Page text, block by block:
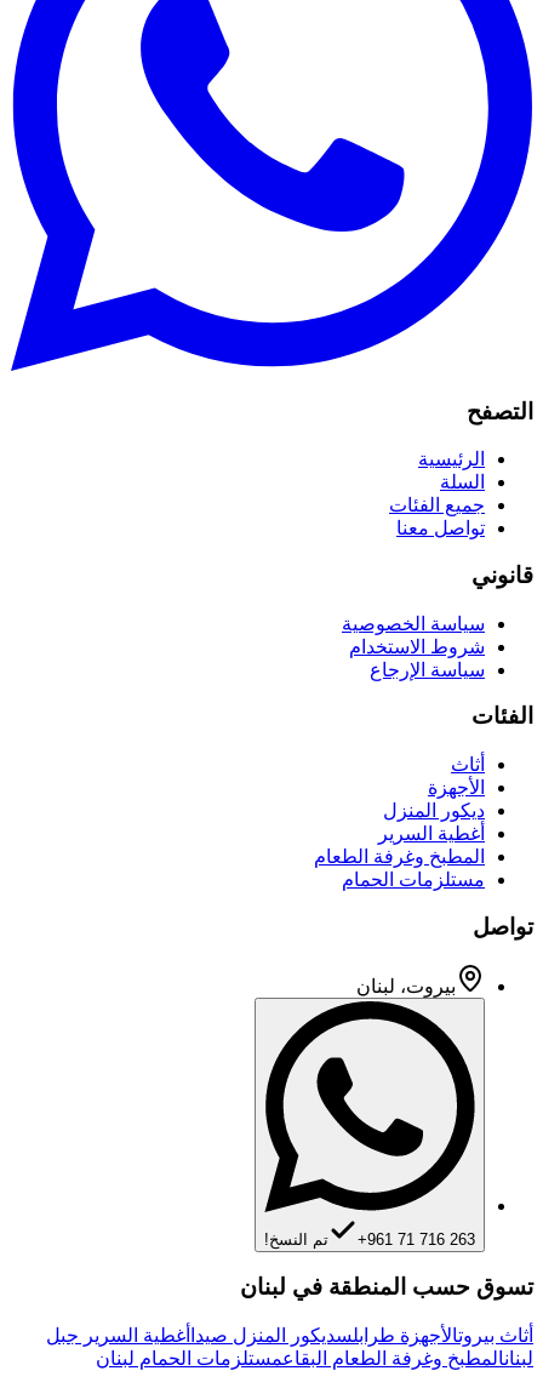
التصفح
الرئيسية
السلة
جميع الفئات
تواصل معنا
قانوني
سياسة الخصوصية
شروط الاستخدام
سياسة الإرجاع
الفئات
أثاث
الأجهزة
ديكور المنزل
أغطية السرير
المطبخ وغرفة الطعام
مستلزمات الحمام
تواصل
بيروت، لبنان
+961 71 716 263 تم النسخ!
تسوق حسب المنطقة في لبنان
أثاث بيروتالأجهزة طرابلسديكور المنزل صيدا أغطية السرير جبل
لبنانالمطبخ وغرفة الطعام البقاعمستلزمات الحمام لبنان